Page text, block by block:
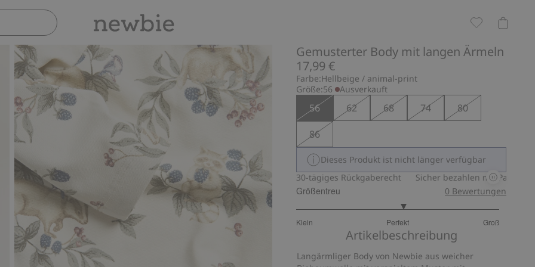
Gemusterter Body mit langen Ärmeln
17,99 €
Farbe:Hellbeige / animal-print
Größe:56 Ausverkauft
56 62 68 74
80
86
Dieses Produkt ist nicht länger verfügbar
Sicher bezahlen mit PayPal & Apple Pay
30-tägiges Rückgaberecht Sicher bezahlen mit PayPal &
Größentreu
Klein Perfekt Groß
von
64
0 Bewertungen
Artikelbeschreibung
Langärmliger Body von Newbie aus weicher